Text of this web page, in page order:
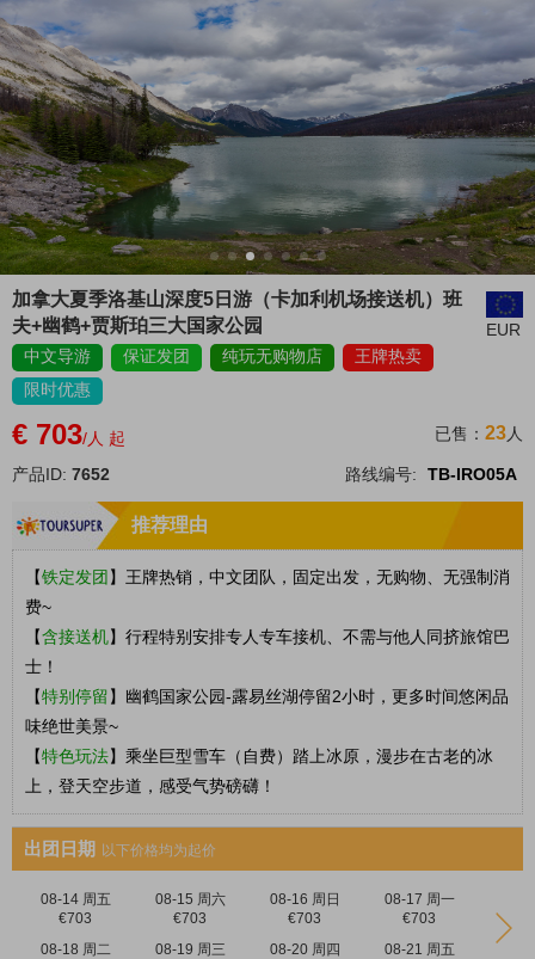
加拿大夏季洛基山深度5日游（卡加利机场接送机）班
夫+幽鹤+贾斯珀三大国家公园
EUR
中文导游
保证发团 纯玩无购物店
王牌热卖
限时优惠
€ 703/人 起 已售： 23人
产品ID: 7652 路线编号: TB-IRO05A
推荐理由
【铁定发团 】 王牌热销，中文团队，固定出发，无购物、无强制消
费~
【含接送机】行程特别安排专人专车接机、不需与他人同挤旅馆巴
士！
【特别停留】幽鹤国家公园-露易丝湖停留2小时，更多时间悠闲品
味绝世美景~
【特色玩法】 乘坐巨型雪车（自费）踏上冰原，漫步在古老的冰
上，登天空步道，感受气势磅礴 ！
出团日期 以下价格均为起价
08-14 周五
€703
08-15 周六
€703
08-16 周日
€703
08-17 周一
€703
08-18 周二
08-19 周三
08-20 周四
08-21 周五